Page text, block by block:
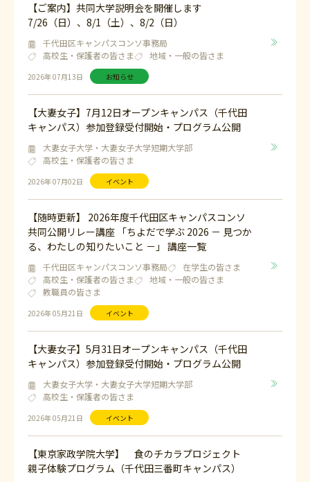
2026年 07月13日 お知らせ
【ご案内】共同大学説明会を開催します
7/26（日）、8/1（土）、8/2（日）
千代田区キャンパスコンソ事務局
高校生・保護者の皆さま
地域・一般の皆さま
2026年 07月02日 イベント
【大妻女子】7月12日オープンキャンパス（千代田
キャンパス）参加登録受付開始・プログラム公開
大妻女子大学・大妻女子大学短期大学部
高校生・保護者の皆さま
2026年 05月21日 イベント
【随時更新】 2026年度千代田区キャンパスコンソ
共同公開リレー講座 「ちよだで学ぶ 2026 － 見つか
る、わたしの知りたいこと －」 講座一覧
千代田区キャンパスコンソ事務局
在学生の皆さま
高校生・保護者の皆さま
地域・一般の皆さま
教職員の皆さま
2026年 05月21日 イベント
【大妻女子】5月31日オープンキャンパス（千代田
キャンパス）参加登録受付開始・プログラム公開
大妻女子大学・大妻女子大学短期大学部
高校生・保護者の皆さま
【東京家政学院大学】 食のチカラプロジェクト
親子体験プログラム（千代田三番町キャンパス）